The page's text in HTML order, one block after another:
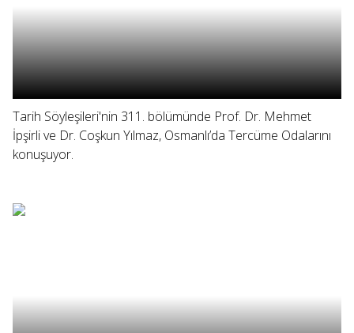
Tarih Söyleşileri'nin 311. bölümünde Prof. Dr. Mehmet
İpşirli ve Dr. Coşkun Yılmaz, Osmanlı’da Tercüme Odalarını
konuşuyor.